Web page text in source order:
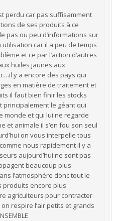
perdu car pas suffisamment
de ses produits à ce
pas ou peu d’informations sur
car il a peu de temps
et ce par l’action d’autres
huiles jaunes aux
y a encore des pays qui
en matière de traitement et
il faut bien finir les stocks
le géant qui
monde et qui lui ne regarde
et animale il s’en fou son seul
on vous interpelle tous
nous rapidement il y a
aujourd’hui ne sont pas
beaucoup plus
l’atmosphère donc tout le
produits encore plus
agriculteurs pour contracter
respire l’air petits et grands